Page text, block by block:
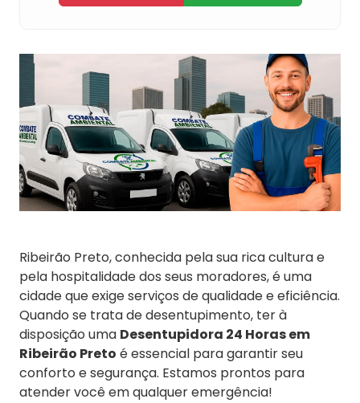
Ribeirão Preto, conhecida pela sua rica cultura e
pela hospitalidade dos seus moradores, é uma
cidade que exige serviços de qualidade e eficiência.
Quando se trata de desentupimento, ter à
disposição uma Desentupidora 24 Horas em
Ribeirão Preto é essencial para garantir seu
conforto e segurança. Estamos prontos para
atender você em qualquer emergência!